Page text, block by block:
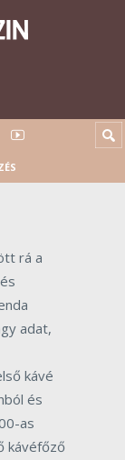
rá a
adat,
kávé
és
as
kávéfőző